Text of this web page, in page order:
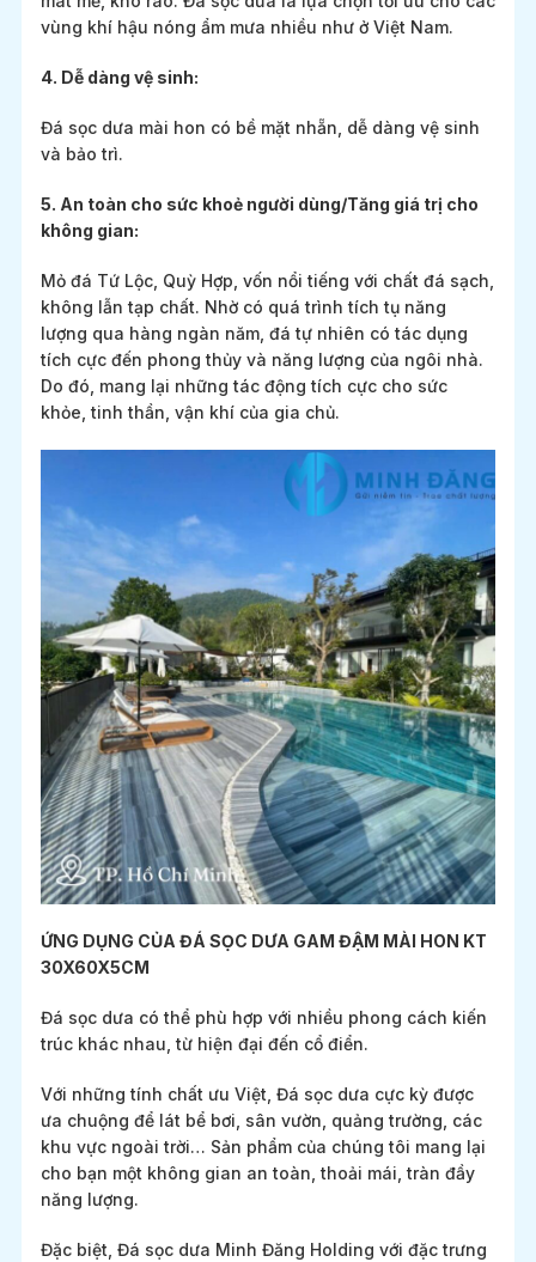
vùng khí hậu nóng ẩm mưa nhiều như ở Việt Nam.
4. Dễ dàng vệ sinh:
Đá sọc dưa mài hon có bề mặt nhẵn, dễ dàng vệ sinh
và bảo trì.
5. An toàn cho sức khoẻ người dùng/Tăng giá trị cho
không gian:
Mỏ đá Tứ Lộc, Quỳ Hợp, vốn nổi tiếng với chất đá sạch,
không lẫn tạp chất. Nhờ có quá trình tích tụ năng
lượng qua hàng ngàn năm, đá tự nhiên có tác dụng
tích cực đến phong thủy và năng lượng của ngôi nhà.
Do đó, mang lại những tác động tích cực cho sức
khỏe, tinh thần, vận khí của gia chủ.
ỨNG DỤNG CỦA ĐÁ SỌC DƯA GAM ĐẬM MÀI HON KT
30X60X5CM
Đá sọc dưa có thể phù hợp với nhiều phong cách kiến
trúc khác nhau, từ hiện đại đến cổ điển.
Với những tính chất ưu Việt, Đá sọc dưa cực kỳ được
ưa chuộng để lát bể bơi, sân vườn, quảng trường, các
khu vực ngoài trời… Sản phẩm của chúng tôi mang lại
cho bạn một không gian an toàn, thoải mái, tràn đầy
năng lượng.
Đặc biệt, Đá sọc dưa Minh Đăng Holding với đặc trưng